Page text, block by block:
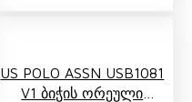
US POLO ASSN USB1081
V1 Ბიჭის Ორეული